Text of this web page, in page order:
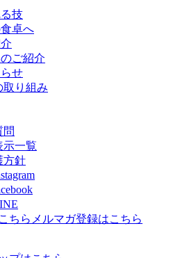
取り組み
問
示一覧
方針
メルマガ登録はこちら